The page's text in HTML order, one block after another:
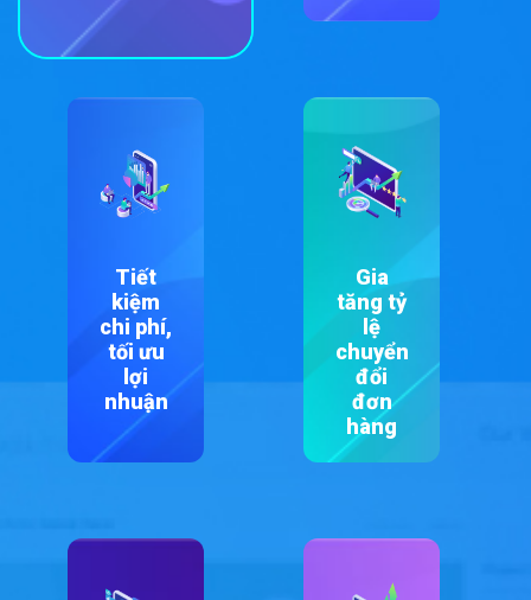
Tiết
kiệm
chi phí,
tối ưu
lợi
nhuận
Gia
tăng tỷ
lệ
chuyển
đổi
đơn
hàng